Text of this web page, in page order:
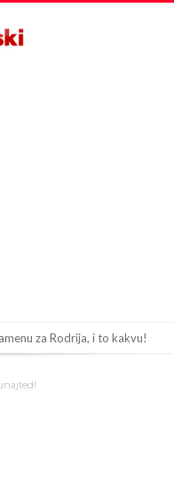
za Rodrija, i to kakvu!
нема довољно средстава,